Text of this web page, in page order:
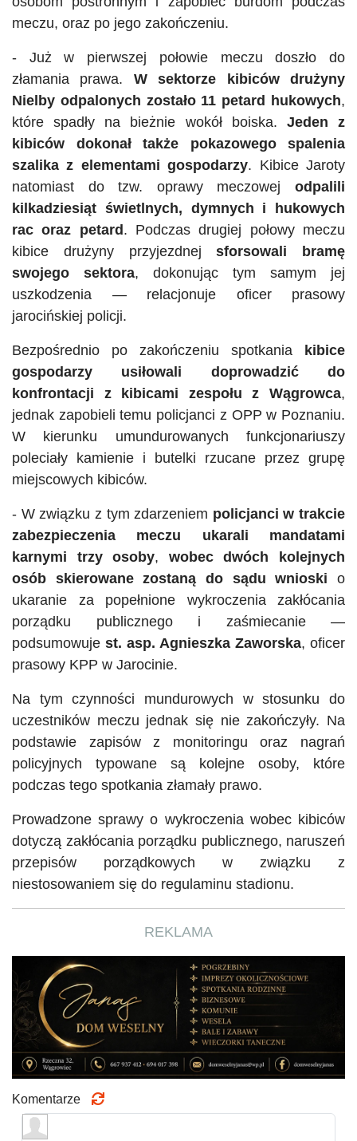
meczu, oraz po jego zakończeniu.
- Już w pierwszej połowie meczu doszło do
złamania prawa. W sektorze kibiców drużyny
Nielby odpalonych zostało 11 petard hukowych,
które spadły na bieżnie wokół boiska. Jeden z
kibiców dokonał także pokazowego spalenia
szalika z elementami gospodarzy. Kibice Jaroty
natomiast do tzw. oprawy meczowej odpalili
kilkadziesiąt świetlnych, dymnych i hukowych
rac oraz petard . Podczas drugiej połowy meczu
kibice drużyny przyjezdnejsforsowali bramę
swojego sektora, dokonując tym samym jej
uszkodzenia — relacjonuje oficer prasowy
jarocińskiej policji.
Bezpośrednio po zakończeniu spotkania
kibice
gospodarzy usiłowali doprowadzić do
konfrontacji z kibicami zespołu z Wągrowca,
jednak zapobieli temu policjanci z OPP w Poznaniu.
W kierunku umundurowanych funkcjonariuszy
poleciały kamienie i butelki rzucane przez grupę
miejscowych kibiców.
- W związku z tym zdarzeniem policjanci w trakcie
zabezpieczenia meczu ukarali mandatami
karnymi trzy osoby, wobec dwóch kolejnych
osób skierowane zostaną do sądu wnioski o
ukaranie za popełnione wykroczenia zakłócania
porządku publicznego i zaśmiecanie —
podsumowuje st. asp. Agnieszka Zaworska, oficer
prasowy KPP w Jarocinie.
Na tym czynności mundurowych w stosunku do
uczestników meczu jednak się nie zakończyły. Na
podstawie zapisów z monitoringu oraz nagrań
policyjnych typowane są kolejne osoby, które
podczas tego spotkania złamały prawo.
Prowadzone sprawy o wykroczenia wobec kibiców
dotyczą zakłócania porządku publicznego, naruszeń
przepisów porządkowych w związku z
niestosowaniem się do regulaminu stadionu.
REKLAMA
Komentarze